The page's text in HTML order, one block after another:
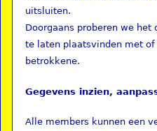
uitsluiten.
Doorgaans proberen we
te laten plaatsvinden met
betrokkene.
Gegevens inzien,
Alle members kunnen een